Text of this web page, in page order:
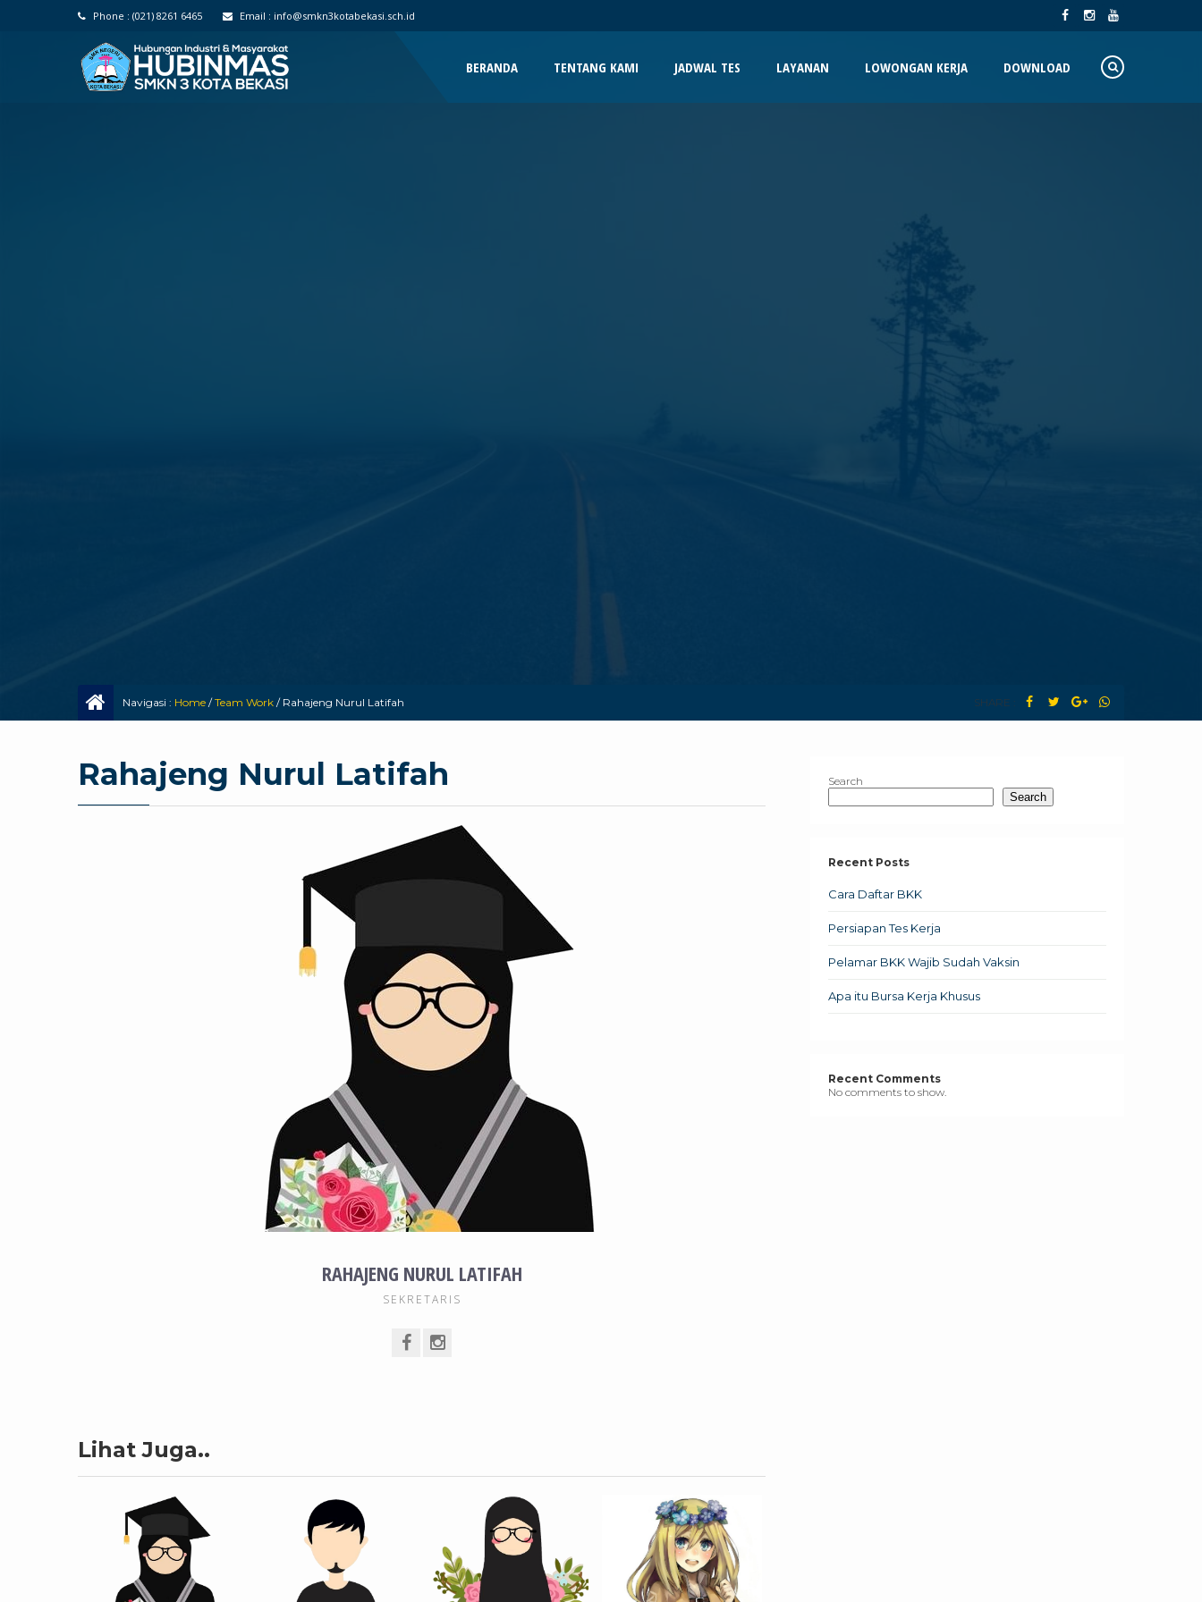
Phone : (021) 8261 6465 Email : info@smkn3kotabekasi.sch.id
BERANDA TENTANG KAMI JADWAL TES LAYANAN LOWONGAN KERJA DOWNLOAD
Navigasi : Home /Team Work / Rahajeng Nurul Latifah SHARE :
Rahajeng Nurul Latifah
RAHAJENG NURUL LATIFAH
SEKRETARIS
Lihat Juga..
Search
Search
Recent Posts
Cara Daftar BKK
Persiapan Tes Kerja
Pelamar BKK Wajib Sudah Vaksin
Apa itu Bursa Kerja Khusus
Recent Comments
No comments to show.